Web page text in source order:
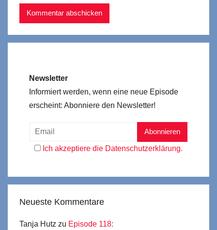
Newsletter
Informiert werden, wenn eine neue Episode
erscheint: Abonniere den Newsletter!
Ich akzeptiere die Datenschutzerklärung.
Neueste Kommentare
Tanja Hutz zu Episode 118: